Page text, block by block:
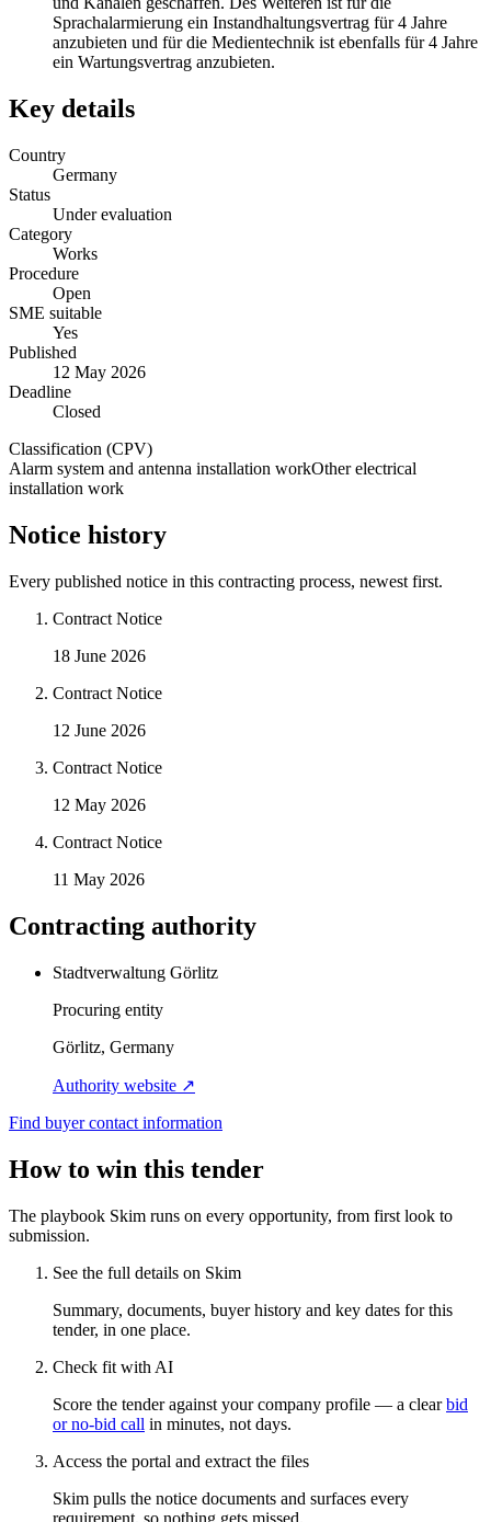
Sprachalarmierung ein Instandhaltungsvertrag für 4 Jahre
anzubieten und für die Medientechnik ist ebenfalls für 4 Jahre
ein Wartungsvertrag anzubieten.
Key details
Country
Germany
Status
Under evaluation
Category
Works
Procedure
Open
SME suitable
Yes
Published
12 May 2026
Deadline
Closed
Classification (CPV)
Alarm system and antenna installation workOther electrical
installation work
Notice history
Every published notice in this contracting process, newest first.
Contract Notice
18 June 2026
Contract Notice
12 June 2026
Contract Notice
12 May 2026
Contract Notice
11 May 2026
Contracting authority
Stadtverwaltung Görlitz
Procuring entity
Görlitz, Germany
Authority website ↗
Find buyer contact information
How to win this tender
The playbook Skim runs on every opportunity, from first look to
submission.
See the full details on Skim
Summary, documents, buyer history and key dates for this
tender, in one place.
Check fit with AI
Score the tender against your company profile — a clear bid
or no-bid call in minutes, not days.
Access the portal and extract the files
Skim pulls the notice documents and surfaces every
requirement, so nothing gets missed.